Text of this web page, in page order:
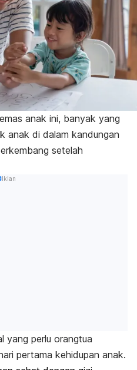
anak ini, banyak yang
anak di dalam kandungan
setelah
Iklan
yang perlu orangtua
pertama kehidupan anak.